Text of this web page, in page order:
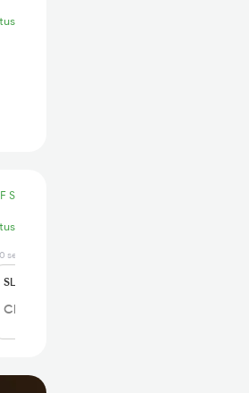
F S
0 sec ago
SL
Click to Refresh